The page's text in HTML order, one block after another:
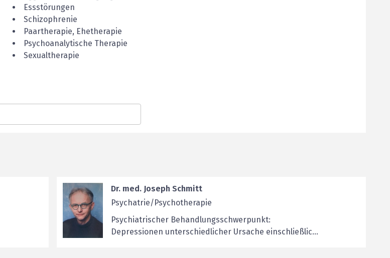
Essstörungen
Schizophrenie
Paartherapie, Ehetherapie
Psychoanalytische Therapie
Sexualtherapie
Dr. med. Joseph Schmitt
Psychatrie/Psychotherapie
Psychiatrischer Behandlungsschwerpunkt:
Depressionen unterschiedlicher Ursache einschließlic...